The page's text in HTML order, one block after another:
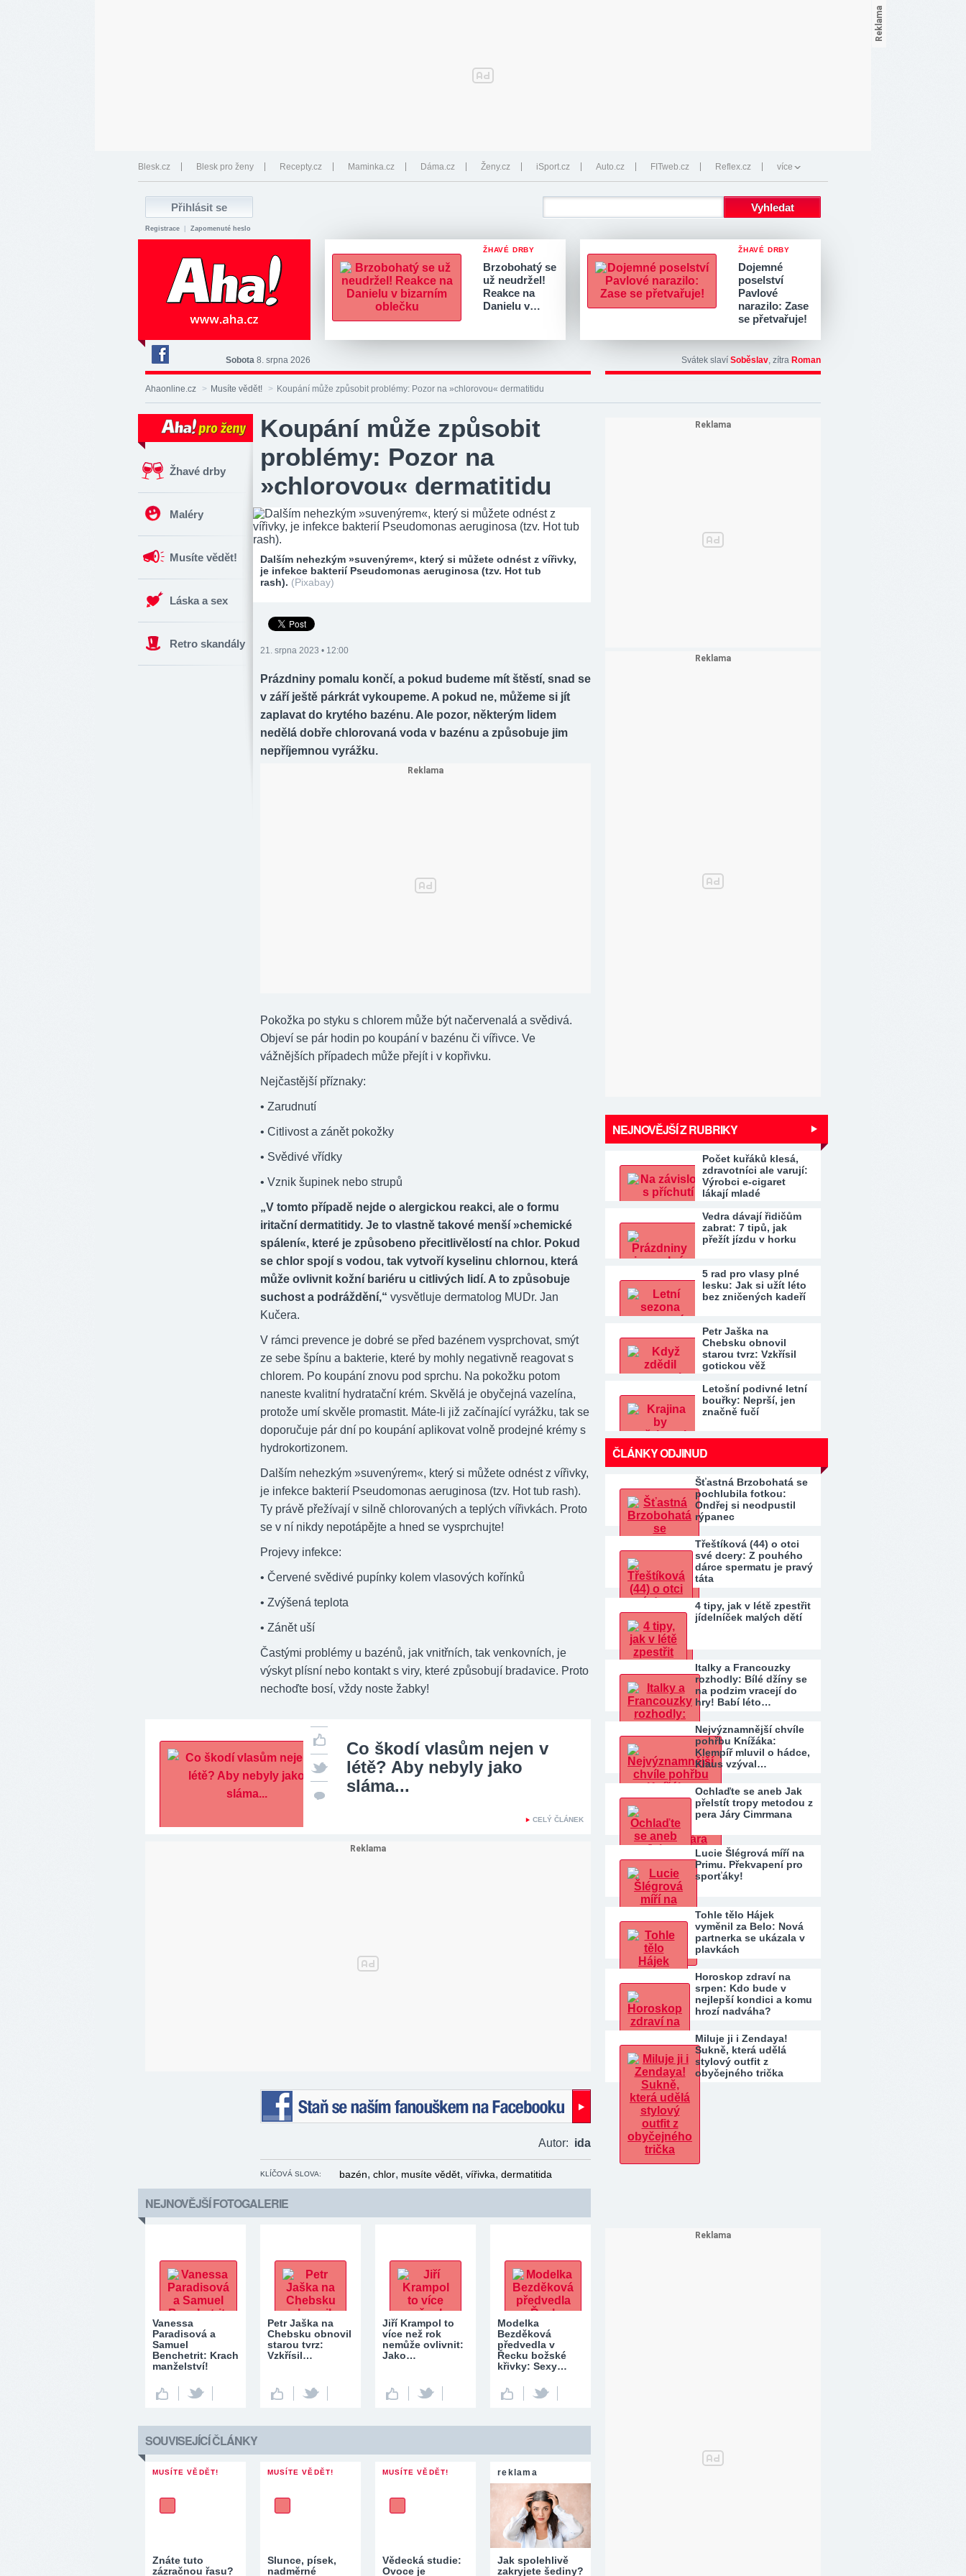
Blesk.cz Blesk pro ženy Recepty.cz Maminka.cz Dáma.cz Ženy.cz iSport.cz Auto.cz FITweb.cz Reflex.cz více
Registrace Zapomenuté heslo
ŽHAVÉ DRBY
Brzobohatý se
už neudržel!
Reakce na
Danielu v…
ŽHAVÉ DRBY
Dojemné
poselství
Pavlové
narazilo: Zase
se přetvařuje!
Deník
Aha!
na
Sobota 8. srpna 2026 Svátek slaví Soběslav, zítra Roman
Ahaonline.cz > Musíte vědět! > Koupání může způsobit problémy: Pozor na »chlorovou« dermatitidu
Žhavé drby
Maléry
Musíte vědět!
Láska a sex
Retro skandály
Koupání může způsobit
problémy: Pozor na
»chlorovou« dermatitidu
Dalším nehezkým »suvenýrem«, který si můžete odnést z vířivky,
je infekce bakterií Pseudomonas aeruginosa (tzv. Hot tub
rash). (Pixabay)
21. srpna 2023 • 12:00
Prázdniny pomalu končí, a pokud budeme mít štěstí, snad se
v září ještě párkrát vykoupeme. A pokud ne, můžeme si jít
zaplavat do krytého bazénu. Ale pozor, některým lidem
nedělá dobře chlorovaná voda v bazénu a způsobuje jim
nepříjemnou vyrážku.
Pokožka po styku s chlorem může být načervenalá a svědivá.
Objeví se pár hodin po koupání v bazénu či vířivce. Ve
vážnějších případech může přejít i v kopřivku.
Nejčastější příznaky:
• Zarudnutí
• Citlivost a zánět pokožky
• Svědivé vřídky
• Vznik šupinek nebo strupů
„V tomto případě nejde o alergickou reakci, ale o formu
iritační dermatitidy. Je to vlastně takové menší »chemické
spálení«, které je způsobeno přecitlivělostí na chlor. Pokud
se chlor spojí s vodou, tak vytvoří kyselinu chlornou, která
může ovlivnit kožní bariéru u citlivých lidí. A to způsobuje
suchost a podráždění,“ vysvětluje dermatolog MUDr. Jan
Kučera.
V rámci prevence je dobré se před bazénem vysprchovat, smýt
ze sebe špínu a bakterie, které by mohly negativně reagovat s
chlorem. Po koupání znovu pod sprchu. Na pokožku potom
naneste kvalitní hydratační krém. Skvělá je obyčejná vazelína,
protože umí skvěle promastit. Máte-li již začínající vyrážku, tak se
doporučuje pár dní po koupání aplikovat volně prodejné krémy s
hydrokortizonem.
Dalším nehezkým »suvenýrem«, který si můžete odnést z vířivky,
je infekce bakterií Pseudomonas aeruginosa (tzv. Hot tub rash).
Ty právě přežívají v silně chlorovaných a teplých vířivkách. Proto
se v ní nikdy nepotápějte a hned se vysprchujte!
Projevy infekce:
• Červené svědivé pupínky kolem vlasových kořínků
• Zvýšená teplota
• Zánět uší
Častými problémy u bazénů, jak vnitřních, tak venkovních, je
výskyt plísní nebo kontakt s viry, které způsobují bradavice. Proto
nechoďte bosí, vždy noste žabky!
Co škodí vlasům nejen v
létě? Aby nebyly jako
sláma...
CELÝ ČLÁNEK
Autor: ida
KLÍČOVÁ SLOVA: bazén, chlor, musíte vědět, vířivka, dermatitida
NEJNOVĚJŠÍ FOTOGALERIE
Vanessa
Paradisová a
Samuel
Benchetrit: Krach
manželství!
Petr Jaška na
Chebsku obnovil
starou tvrz:
Vzkřísil…
Jiří Krampol to
více než rok
nemůže ovlivnit:
Jako…
Modelka
Bezděková
předvedla v
Řecku božské
křivky: Sexy…
SOUVISEJÍCÍ ČLÁNKY
MUSÍTE VĚDĚT!
Znáte tuto
zázračnou řasu?
MUSÍTE VĚDĚT!
Slunce, písek,
nadměrné
MUSÍTE VĚDĚT!
Vědecká studie:
Ovoce je
reklama
Jak spolehlivě
zakryjete šediny?
NEJNOVĚJŠÍ Z RUBRIKY
Počet kuřáků klesá,
zdravotníci ale varují:
Výrobci e-cigaret
lákají mladé
Vedra dávají řidičům
zabrat: 7 tipů, jak
přežít jízdu v horku
5 rad pro vlasy plné
lesku: Jak si užít léto
bez zničených kadeří
Petr Jaška na
Chebsku obnovil
starou tvrz: Vzkřísil
gotickou věž
Letošní podivné letní
bouřky: Neprší, jen
značně fučí
ČLÁNKY ODJINUD
Šťastná Brzobohatá se
pochlubila fotkou:
Ondřej si neodpustil
rýpanec
Třeštíková (44) o otci
své dcery: Z pouhého
dárce spermatu je pravý
táta
4 tipy, jak v létě zpestřit
jídelníček malých dětí
Italky a Francouzky
rozhodly: Bílé džíny se
na podzim vracejí do
hry! Babí léto…
Nejvýznamnější chvíle
pohřbu Knížáka:
Klempíř mluvil o hádce,
Klaus vzýval…
Ochlaďte se aneb Jak
přelstít tropy metodou z
pera Járy Cimrmana
Lucie Šlégrová míří na
Primu. Překvapení pro
sporťáky!
Tohle tělo Hájek
vyměnil za Belo: Nová
partnerka se ukázala v
plavkách
Horoskop zdraví na
srpen: Kdo bude v
nejlepší kondici a komu
hrozí nadváha?
Miluje ji i Zendaya!
Sukně, která udělá
stylový outfit z
obyčejného trička